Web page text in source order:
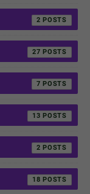
2
27
7
13
2
18